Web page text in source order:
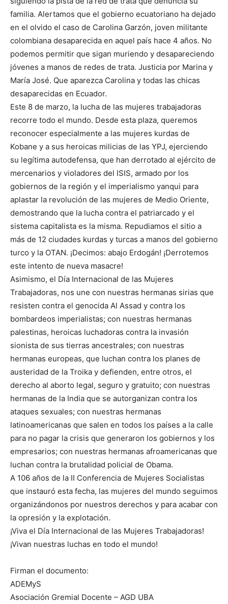
familia. Alertamos que el gobierno ecuatoriano ha dejado
en el olvido el caso de Carolina Garzón, joven militante
colombiana desaparecida en aquel país hace 4 años. No
podemos permitir que sigan muriendo y desapareciendo
jóvenes a manos de redes de trata. Justicia por Marina y
María José. Que aparezca Carolina y todas las chicas
desaparecidas en Ecuador.
Este 8 de marzo, la lucha de las mujeres trabajadoras
recorre todo el mundo. Desde esta plaza, queremos
reconocer especialmente a las mujeres kurdas de
Kobane y a sus heroicas milicias de las YPJ, ejerciendo
su legítima autodefensa, que han derrotado al ejército de
mercenarios y violadores del ISIS, armado por los
gobiernos de la región y el imperialismo yanqui para
aplastar la revolución de las mujeres de Medio Oriente,
demostrando que la lucha contra el patriarcado y el
sistema capitalista es la misma. Repudiamos el sitio a
más de 12 ciudades kurdas y turcas a manos del gobierno
turco y la OTAN. ¡Decimos: abajo Erdogán! ¡Derrotemos
este intento de nueva masacre!
Asimismo, el Día Internacional de las Mujeres
Trabajadoras, nos une con nuestras hermanas sirias que
resisten contra el genocida Al Assad y contra los
bombardeos imperialistas; con nuestras hermanas
palestinas, heroicas luchadoras contra la invasión
sionista de sus tierras ancestrales; con nuestras
hermanas europeas, que luchan contra los planes de
austeridad de la Troika y defienden, entre otros, el
derecho al aborto legal, seguro y gratuito; con nuestras
hermanas de la India que se autorganizan contra los
ataques sexuales; con nuestras hermanas
latinoamericanas que salen en todos los países a la calle
para no pagar la crisis que generaron los gobiernos y los
empresarios; con nuestras hermanas afroamericanas que
luchan contra la brutalidad policial de Obama.
A 106 años de la II Conferencia de Mujeres Socialistas
que instauró esta fecha, las mujeres del mundo seguimos
organizándonos por nuestros derechos y para acabar con
la opresión y la explotación.
¡Viva el Día Internacional de las Mujeres Trabajadoras!
¡Vivan nuestras luchas en todo el mundo!
Firman el documento:
ADEMyS
Asociación Gremial Docente – AGD UBA